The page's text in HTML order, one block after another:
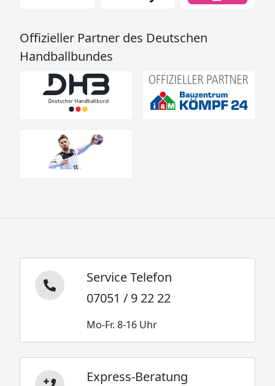
Offizieller Partner des Deutschen
Handballbundes
Service Telefon
07051 / 9 22 22
Mo-Fr. 8-16 Uhr
Express-Beratung